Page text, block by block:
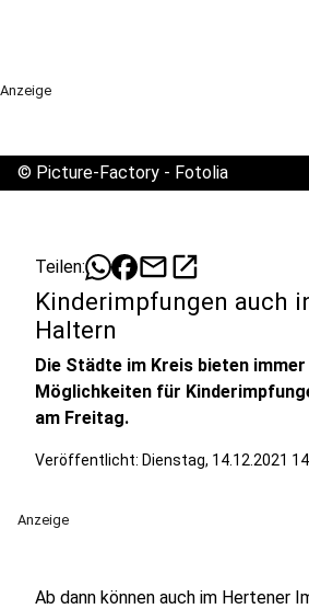
Anzeige
© Picture-Factory - Fotolia
Teilen: mailopen_in_new
Kinderimpfungen auch
Haltern
Die Städte im Kreis bieten immer
Möglichkeiten für
am Freitag.
Veröffentlicht: Dienstag, 14.12.2021
Anzeige
Ab dann können auch im Hertener